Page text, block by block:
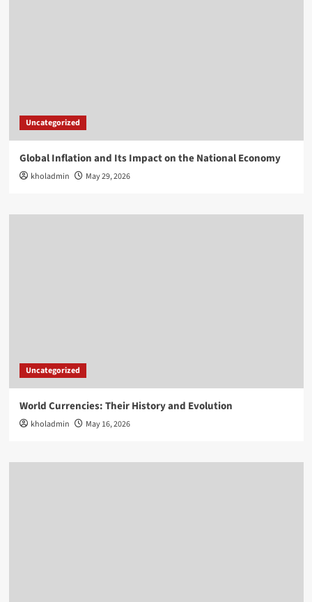
Uncategorized
Global Inflation and Its Impact on the National Economy
kholadmin May 29, 2026
Uncategorized
World Currencies: Their History and Evolution
kholadmin May 16, 2026